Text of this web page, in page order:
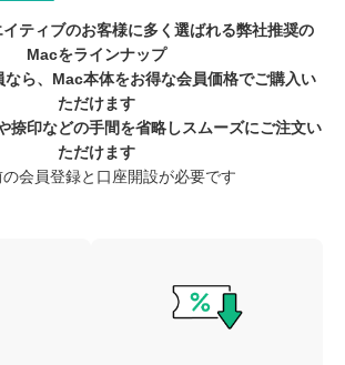
ティブのお客様に多く選ばれる弊社推奨の
Macをラインナップ
ら、Mac本体をお得な会員価格でご購入い
ただけます
捺印などの手間を省略しスムーズにご注文い
ただけます
会員登録と口座開設が必要です